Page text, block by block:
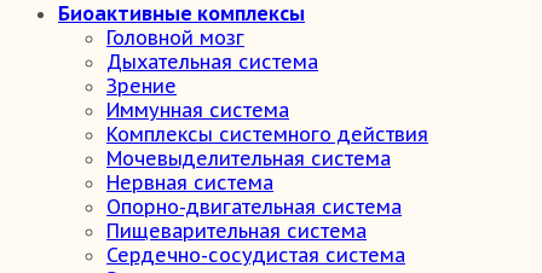
Биоактивные комплексы
Головной мозг
Дыхательная система
Зрение
Иммунная система
Комплексы системного действия
Мочевыделительная система
Нервная система
Опорно-двигательная система
Пищеварительная система
Сердечно-сосудистая система